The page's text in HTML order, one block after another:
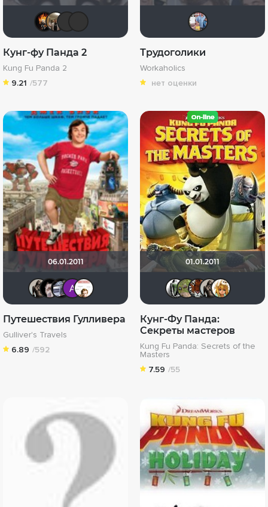
Vladimir Samsonov
Кунг-фу Панда 2
Kung Fu Panda 2
9.21 /577
Трудоголики
Workaholics
нет оценки
06.01.2011
Magila Анатолий Ш
МЕНТАЛИСТ
Путешествия Гулливера
Gulliver's Travels
6.89 /592
01.01.2011
Павел
Кунг-Фу Панда:
Секреты мастеров
Kung Fu Panda: Secrets of the
Masters
7.59 /55